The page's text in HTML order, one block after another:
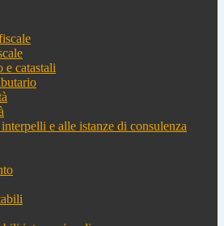
catastali
e alle istanze di consulenza